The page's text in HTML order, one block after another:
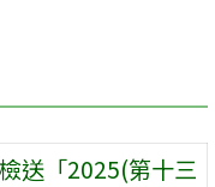
送「2025(第十三